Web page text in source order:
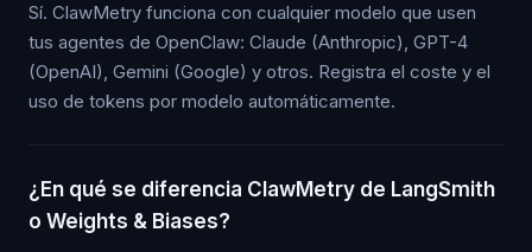
Sí. ClawMetry funciona con cualquier modelo que usen
tus agentes de OpenClaw: Claude (Anthropic), GPT-4
(OpenAI), Gemini (Google) y otros. Registra el coste y el
uso de tokens por modelo automáticamente.
¿En qué se diferencia ClawMetry de LangSmith
o Weights & Biases?